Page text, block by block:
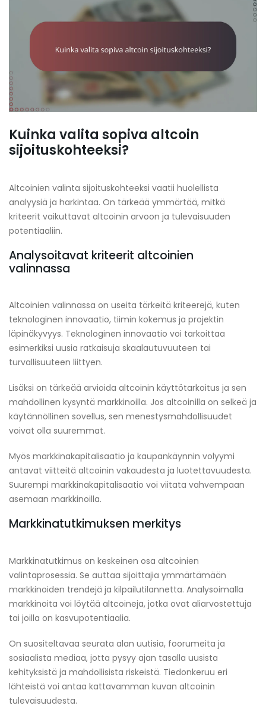
Kuinka valita sopiva altcoin
sijoituskohteeksi?
Altcoinien valinta sijoituskohteeksi vaatii huolellista
analyysiä ja harkintaa. On tärkeää ymmärtää, mitkä
kriteerit vaikuttavat altcoinin arvoon ja tulevaisuuden
potentiaaliin.
Analysoitavat kriteerit altcoinien
valinnassa
Altcoinien valinnassa on useita tärkeitä kriteerejä, kuten
teknologinen innovaatio, tiimin kokemus ja projektin
läpinäkyvyys. Teknologinen innovaatio voi tarkoittaa
esimerkiksi uusia ratkaisuja skaalautuvuuteen tai
turvallisuuteen liittyen.
Lisäksi on tärkeää arvioida altcoinin käyttötarkoitus ja sen
mahdollinen kysyntä markkinoilla. Jos altcoinilla on selkeä ja
käytännöllinen sovellus, sen menestysmahdollisuudet
voivat olla suuremmat.
Myös markkinakapitalisaatio ja kaupankäynnin volyymi
antavat viitteitä altcoinin vakaudesta ja luotettavuudesta.
Suurempi markkinakapitalisaatio voi viitata vahvempaan
asemaan markkinoilla.
Markkinatutkimuksen merkitys
Markkinatutkimus on keskeinen osa altcoinien
valintaprosessia. Se auttaa sijoittajia ymmärtämään
markkinoiden trendejä ja kilpailutilannetta. Analysoimalla
markkinoita voi löytää altcoineja, jotka ovat aliarvostettuja
tai joilla on kasvupotentiaalia.
On suositeltavaa seurata alan uutisia, foorumeita ja
sosiaalista mediaa, jotta pysyy ajan tasalla uusista
kehityksistä ja mahdollisista riskeistä. Tiedonkeruu eri
lähteistä voi antaa kattavamman kuvan altcoinin
tulevaisuudesta.